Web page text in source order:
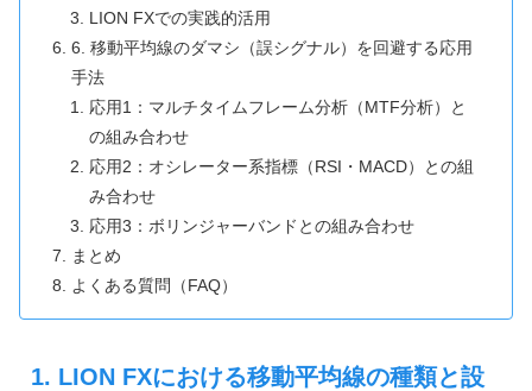
LION FXでの実践的活用
6. 移動平均線のダマシ（誤シグナル）を回避する応用
手法
応用1：マルチタイムフレーム分析（MTF分析）と
の組み合わせ
応用2：オシレーター系指標（RSI・MACD）との組
み合わせ
応用3：ボリンジャーバンドとの組み合わせ
まとめ
よくある質問（FAQ）
1. LION FXにおける移動平均線の種類と設